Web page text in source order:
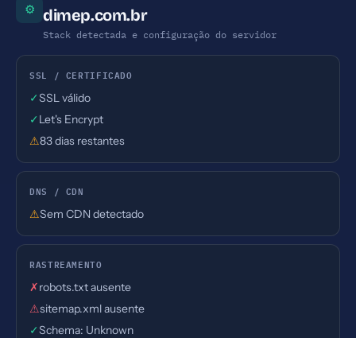
⚙ dimep.com.br
Stack detectada e configuração do servidor
SSL / CERTIFICADO
✓SSL válido
✓ Let's Encrypt
⚠83 dias restantes
DNS / CDN
⚠Sem CDN detectado
RASTREAMENTO
✗robots.txt ausente
⚠sitemap.xml ausente
✓Schema: Unknown